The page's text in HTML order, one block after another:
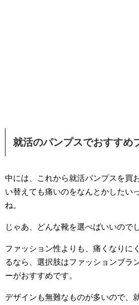
就活のパンプスでおすすめ
中には、これから就活パンプスを買
い替えても痛いのをなんとかしたい
ね。
じゃあ、どんな靴を選べばいいので
ファッション性よりも、痛くなりに
るなら、選択肢はファッションブラ
ーがおすすめです。
デザインも無難なものが多いので、